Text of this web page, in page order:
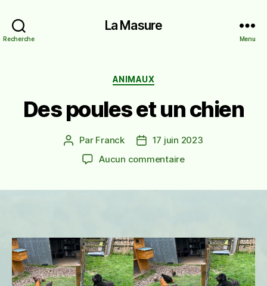
Recherche
La Masure
Menu
Catégories
ANIMAUX
Des poules et un chien
Auteur
l’article
Par Franck
Date17 juin 2023
Aucun commentairesur